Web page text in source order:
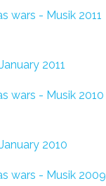
wars - Musik 2011
January 2011
wars - Musik 2010
January 2010
wars - Musik 2009